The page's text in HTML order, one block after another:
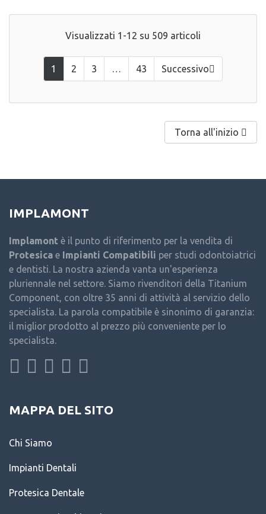
Visualizzati 1-12 su 509 articoli
1 2 3 … 43 Successivo
Torna all'inizio 
IMPLAMONT
Implamont è il punto di riferimento per la vendita di
Protesica e Impianti Compatibili per studi odontoiatrici
e dentisti. La nostra azienda vanta un'esperienza
pluriennale nel settore. Siamo rivenditori della Titanium
Component, con oltre 35 anni di attività al servizio dello
specialista. La parola compatibile è sinonimo di garanzia:
il miglior prodotto al prezzo più conveniente per lo
specialista.
MAPPA DEL SITO
Chi Siamo
Impianti Dentali
Protesica Dentale